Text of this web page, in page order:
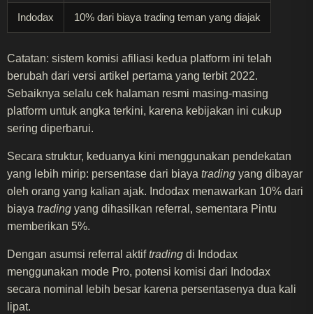
Indodax 10% dari biaya trading teman yang diajak
Catatan: sistem komisi afiliasi kedua platform ini telah
berubah dari versi artikel pertama yang terbit 2022.
Sebaiknya selalu cek halaman resmi masing-masing
platform untuk angka terkini, karena kebijakan ini cukup
sering diperbarui.
Secara struktur, keduanya kini menggunakan pendekatan
yang lebih mirip: persentase dari biaya trading yang dibayar
oleh orang yang kalian ajak. Indodax menawarkan 10% dari
biaya trading yang dihasilkan referral, sementara Pintu
memberikan 5%.
Dengan asumsi referral aktiftrading di Indodax
menggunakan mode Pro, potensi komisi dari Indodax
secara nominal lebih besar karena persentasenya dua kali
lipat.